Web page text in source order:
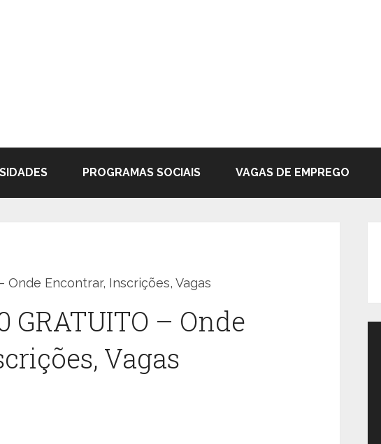
PROGRAMAS SOCIAIS VAGAS DE EMPREGO
Onde Encontrar, Inscrições, Vagas
GRATUITO – Onde
Vagas